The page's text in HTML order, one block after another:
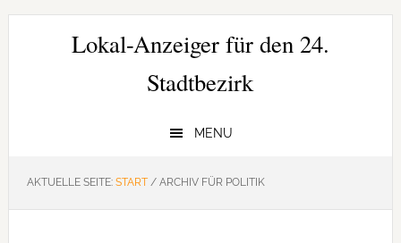
Zur
Hauptnavigation
Zum
Zur
SeitenspalteLokal-Anzeiger für den 24.
Stadtbezirk
MENU
AKTUELLE SEITE: START /ARCHIV FÜR POLITIK